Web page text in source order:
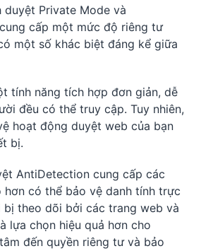
duyệt Private Mode và
cấp một mức độ riêng tư
một số khác biệt đáng kể giữa
tính năng tích hợp đơn giản, dễ
đều có thể truy cập. Tuy nhiên,
hoạt động duyệt web của bạn
bị.
AntiDetection cung cấp các
hơn có thể bảo vệ danh tính trực
bị theo dõi bởi các trang web và
lựa chọn hiệu quả hơn cho
đến quyền riêng tư và bảo